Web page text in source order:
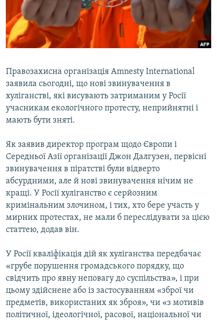
ВІДЕОУРОКИ «ELIFBE»
СВІДЧЕННЯ ОКУПАЦІЇ
УКРАЇНСЬКА ПРОБЛЕМА КРИМУ
Русский
Qırımtatar
Усі сайти RFE/RL
Правозахисна організація Amnesty International
заявила сьогодні, що нові звинувачення в
хуліганстві, які висувають затриманим у Росії
учасникам екологічного протесту, неприйнятні і
мають бути зняті.
Як заявив директор програм щодо Європи і
Середньої Азії організації Джон Далгузен, первісні
звинувачення в піратстві були відверто
абсурдними, але й нові звинувачення нічим не
кращі. У Росії хуліганство є серйозним
кримінальним злочином, і тих, хто бере участь у
мирних протестах, не мали б переслідувати за цією
статтею, додав він.
У Росії кваліфікація дій як хуліганства передбачає
«грубе порушення громадського порядку, що
свідчить про явну неповагу до суспільства», і при
цьому здійснене або із застосуванням «зброї чи
предметів, використаних як зброя», чи «з мотивів
політичної, ідеологічної, расової, національної чи